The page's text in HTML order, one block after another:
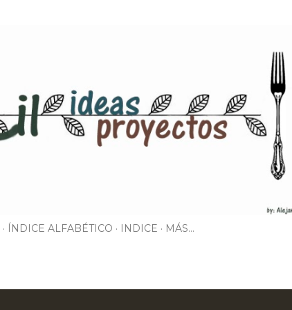
ÍNDICE ALFABÉTICO INDICE MÁS…